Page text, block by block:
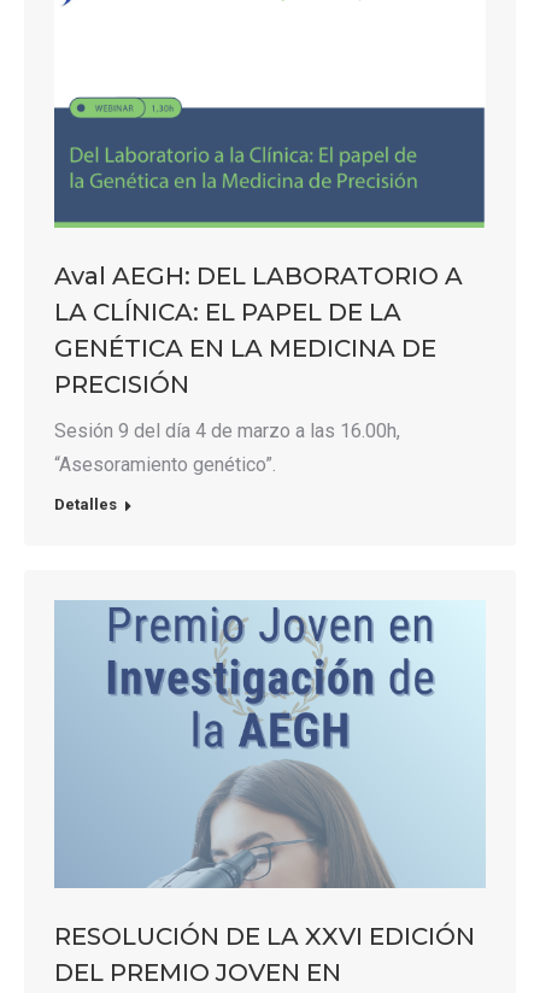
Aval AEGH: DEL LABORATORIO A
LA CLÍNICA: EL PAPEL DE LA
GENÉTICA EN LA MEDICINA DE
PRECISIÓN
Sesión 9 del día 4 de marzo a las 16.00h,
“Asesoramiento genético”.
Detalles
RESOLUCIÓN DE LA XXVI EDICIÓN
DEL PREMIO JOVEN EN